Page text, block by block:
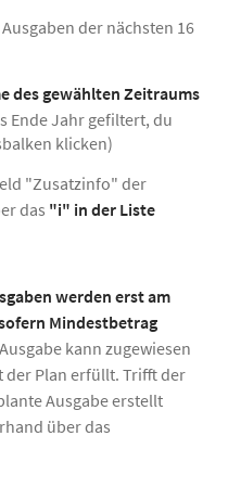
der nächsten 16
des gewählten Zeitraums
Ende Jahr gefiltert, du
klicken)
"Zusatzinfo" der
das "i" in der Liste
werden erst am
Mindestbetrag
kann zugewiesen
der Plan erfüllt. Trifft der
Ausgabe erstellt
über das